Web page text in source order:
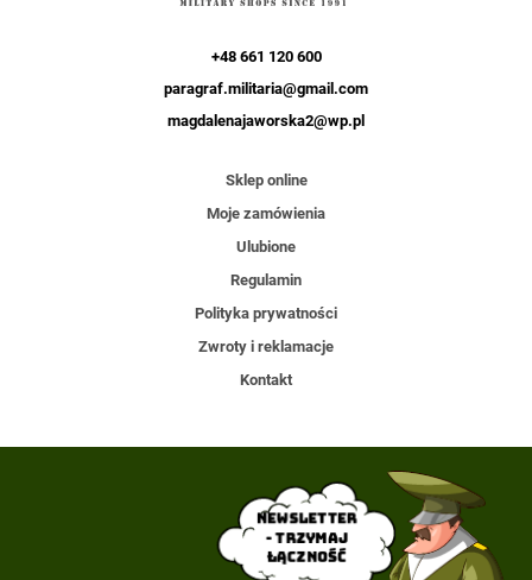
+48 661 120 600
paragraf.militaria@gmail.com
magdalenajaworska2@wp.pl
Sklep online
Moje zamówienia
Ulubione
Regulamin
Polityka prywatności
Zwroty i reklamacje
Kontakt
Newsletter
- trzymaj
łączność